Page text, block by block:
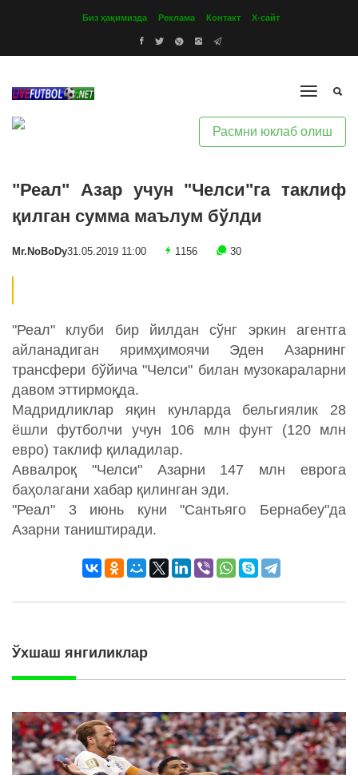
Биз ҳақимизда Реклама Контакт Х-сайт
Расмни юклаб олиш
"Реал" Азар учун "Челси"га таклиф
қилган сумма маълум бўлди
Mr.NoBoDy31.05.2019 11:00 1156 30
"Реал" клуби бир йилдан сўнг эркин агентга
айланадиган яримҳимоячи Эден Азарнинг
трансфери бўйича "Челси" билан музокараларни
давом эттирмоқда.
Мадридликлар яқин кунларда бельгиялик 28
ёшли футболчи учун 106 млн фунт (120 млн
евро) таклиф қиладилар.
Аввалроқ "Челси" Азарни 147 млн еврога
баҳолагани хабар қилинган эди.
"Реал" 3 июнь куни "Сантьяго Бернабеу"да
Азарни таништиради.
Ўхшаш янгиликлар